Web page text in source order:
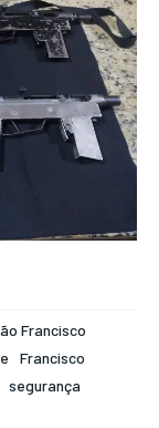
Francisco
Francisco
segurança